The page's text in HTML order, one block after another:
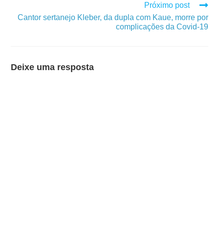
Próximo post
Cantor sertanejo Kleber, da dupla com Kaue, morre por
complicações da Covid-19
Deixe uma resposta